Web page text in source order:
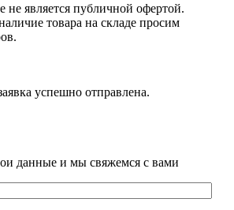
не является публичной офертой.
товара на складе просим
успешно отправлена.
данные и мы свяжемся с вами